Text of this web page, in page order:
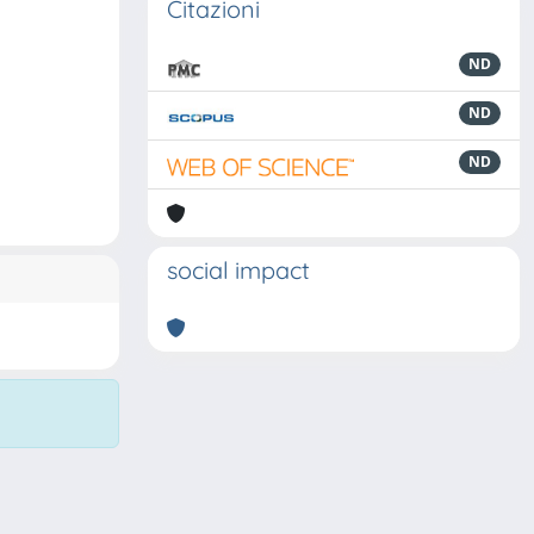
Citazioni
ND
ND
ND
social impact